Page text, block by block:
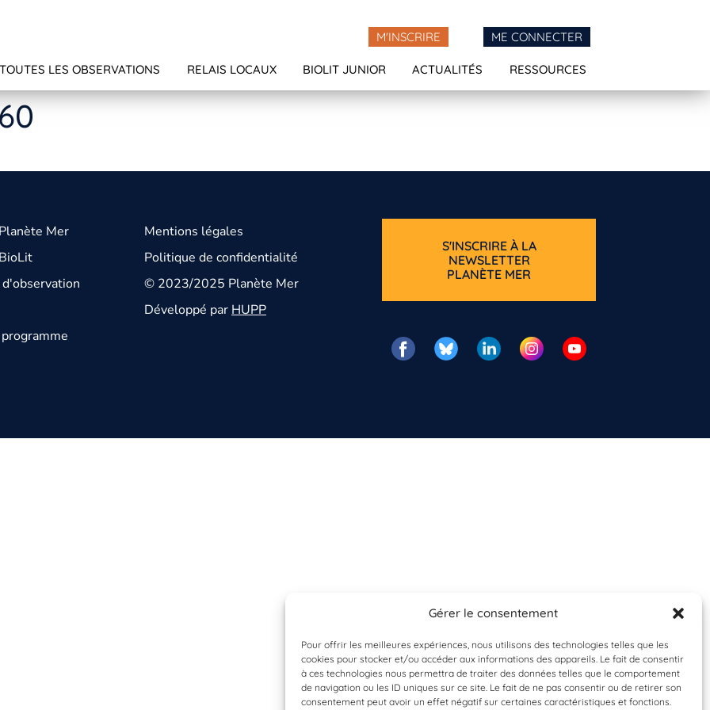
Gérer le consentement
Pour offrir les meilleures expériences, nous utilisons des technologies telles que les
cookies pour stocker et/ou accéder aux informations des appareils. Le fait de consentir
à ces technologies nous permettra de traiter des données telles que le comportement
de navigation ou les ID uniques sur ce site. Le fait de ne pas consentir ou de retirer son
consentement peut avoir un effet négatif sur certaines caractéristiques et fonctions.
M'INSCRIRE ME CONNECTER
TOUTES LES OBSERVATIONS RELAIS LOCAUX BIOLIT JUNIOR ACTUALITÉS RESSOURCES
Mer
Mentions légales
Politique de confidentialité
© 2023/2025 Planète Mer
Développé parHUPP
S'INSCRIRE À LA
NEWSLETTER
PLANÈTE MER